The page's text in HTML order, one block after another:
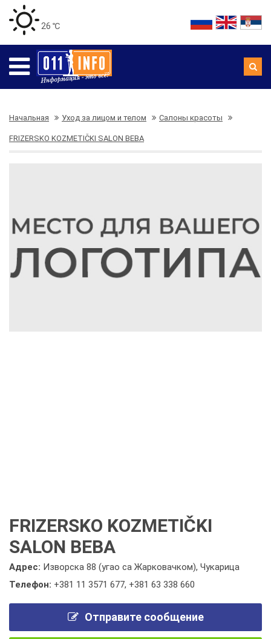
26 ℃
Начальная Уход за лицом и телом Салоны красоты
FRIZERSKO KOZMETIČKI SALON BEBA
FRIZERSKO KOZMETIČKI
SALON BEBA
Адрес: Изворска 88 (угао са Жарковачком), Чукарица
Телефон: +381 11 3571 677, +381 63 338 660
Отправите сообщение